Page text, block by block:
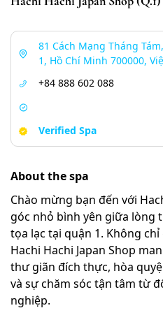
81 Cách Mạng Tháng
1, Hồ Chí Minh 700000,
+84 888 602 088
Verified Spa
About the spa
Chào mừng bạn đến với
góc nhỏ bình yên giữa lòng
tọa lạc tại quận 1. Không
Hachi Hachi Japan Shop
thư giãn đích thực, hòa
và sự chăm sóc tận tâm từ
nghiệp.